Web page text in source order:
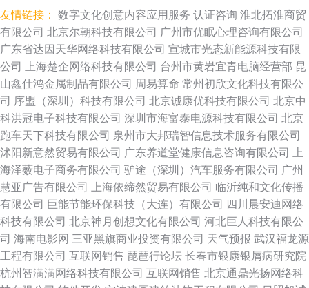
友情链接： 数字文化创意内容应用服务 认证咨询 淮北拓淮商贸
有限公司 北京尔朝科技有限公司 广州市优眠心理咨询有限公司
广东省达因天华网络科技有限公司 宣城市光态新能源科技有限
公司
上海楚企网络科技有限公司 台州市黄岩宜青电脑经营部 昆
山鑫仕鸿金属制品有限公司 周易算命 常州初欣文化科技有限公
司 序盟（深圳）科技有限公司 北京诚康优科技有限公司 北京中
科洪冠电子科技有限公司 深圳市海富泰电源科技有限公司 北京
跑车天下科技有限公司 泉州市大邦瑞智信息技术服务有限公司
沭阳新意然贸易有限公司 广东养道堂健康信息咨询有限公司
上
海泽薮电子商务有限公司 驴途（深圳）汽车服务有限公司 广州
慧亚广告有限公司
上海依缔然贸易有限公司 临沂纯和文化传播
有限公司 巨能节能环保科技（大连）有限公司
四川晨安迪网络
科技有限公司 北京神月创想文化有限公司 河北巨人科技有限公
司 海南电影网 三亚黑旗商业投资有限公司 天气预报 武汉福龙源
工程有限公司 互联网销售 琵琶行论坛 长春市银康银屑病研究院
杭州智满满网络科技有限公司 互联网销售 北京通鼎光扬网络科